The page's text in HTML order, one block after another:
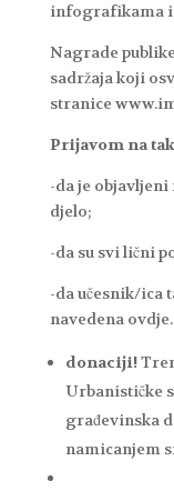
infografikama i
Nagrade
sadržaja koji
stranice
Prijavom na
-da je
djelo;
-da su svi lični
-da učesnik/ica
navedena ovdje.
donaciji!
Urbanističke
građevinska
namicanjem